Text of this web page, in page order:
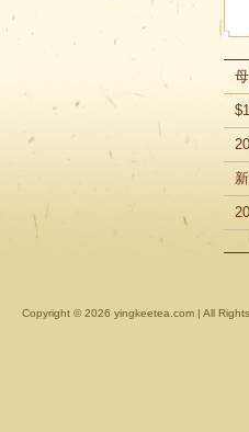
Copyright ©2026 yingkeetea.com | All